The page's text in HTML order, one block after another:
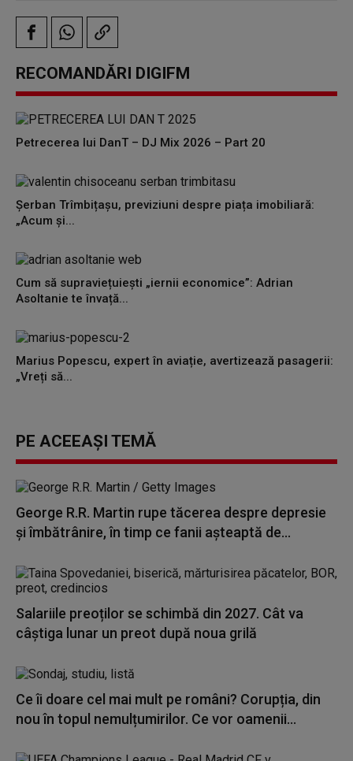
RECOMANDĂRI DIGIFM
Petrecerea lui DanT – DJ Mix 2026 – Part 20
Șerban Trîmbițașu, previziuni despre piața imobiliară:
„Acum și...
Cum să supraviețuiești „iernii economice”: Adrian
Asoltanie te învață...
Marius Popescu, expert în aviație, avertizează pasagerii:
„Vreți să...
PE ACEEAȘI TEMĂ
George R.R. Martin rupe tăcerea despre depresie
și îmbătrânire, în timp ce fanii așteaptă de...
Salariile preoților se schimbă din 2027. Cât va
câștiga lunar un preot după noua grilă
Ce îi doare cel mai mult pe români? Corupția, din
nou în topul nemulțumirilor. Ce vor oamenii...